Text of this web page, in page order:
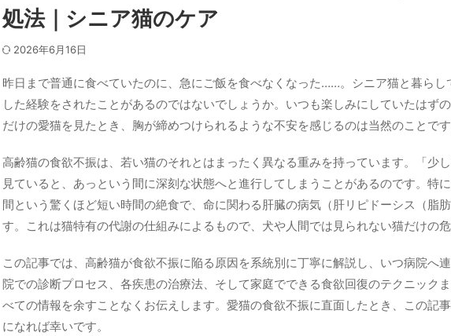
処法｜シニア猫のケア
2026年6月16日
昨日まで普通に食べていたのに、急にご飯を食べなくなった……。シニア猫と暮らし
した経験をされたことがあるのではないでしょうか。いつも楽しみにしていたはず
だけの愛猫を見たとき、胸が締めつけられるような不安を感じるのは当然のことです
高齢猫の食欲不振は、若い猫のそれとはまったく異なる重みを持っています。「少
見ていると、あっという間に深刻な状態へと進行してしまうことがあるのです。特
間という驚くほど短い時間の絶食で、命に関わる肝臓の病気（肝リピドーシス（脂
す。これは猫特有の代謝の仕組みによるもので、犬や人間では見られない猫だけの危
この記事では、高齢猫が食欲不振に陥る原因を系統別に丁寧に解説し、いつ病院へ
院での診断プロセス、各疾患の治療法、そして家庭でできる食欲回復のテクニック
べての情報を余すことなくお伝えします。愛猫の食欲不振に直面したとき、この記
になれば幸いです。